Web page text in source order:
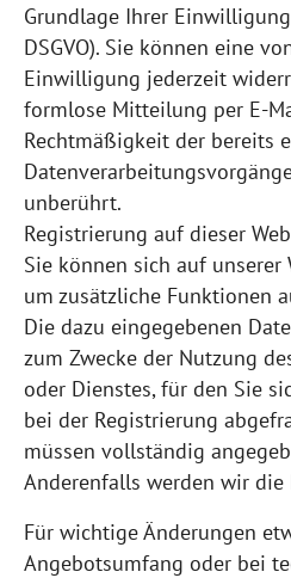
Grundlage Ihrer
DSGVO). Sie können eine
Einwilligung jederzeit
formlose Mitteilung per E-
Rechtmäßigkeit der bereits
unberührt.
Registrierung auf dieser
Sie können sich auf unserer
um zusätzliche Funktionen
Die dazu eingegebenen
zum Zwecke der Nutzung
oder Dienstes, für den Sie
bei der Registrierung
müssen vollständig
Anderenfalls werden wir
Für wichtige Änderungen
Angebotsumfang oder bei